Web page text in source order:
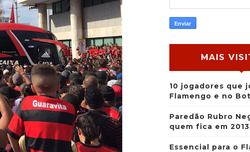
MAIS
10 jogadores que
Flamengo e no
Paredão Rubro
quem fica em 2013
Essencial para o